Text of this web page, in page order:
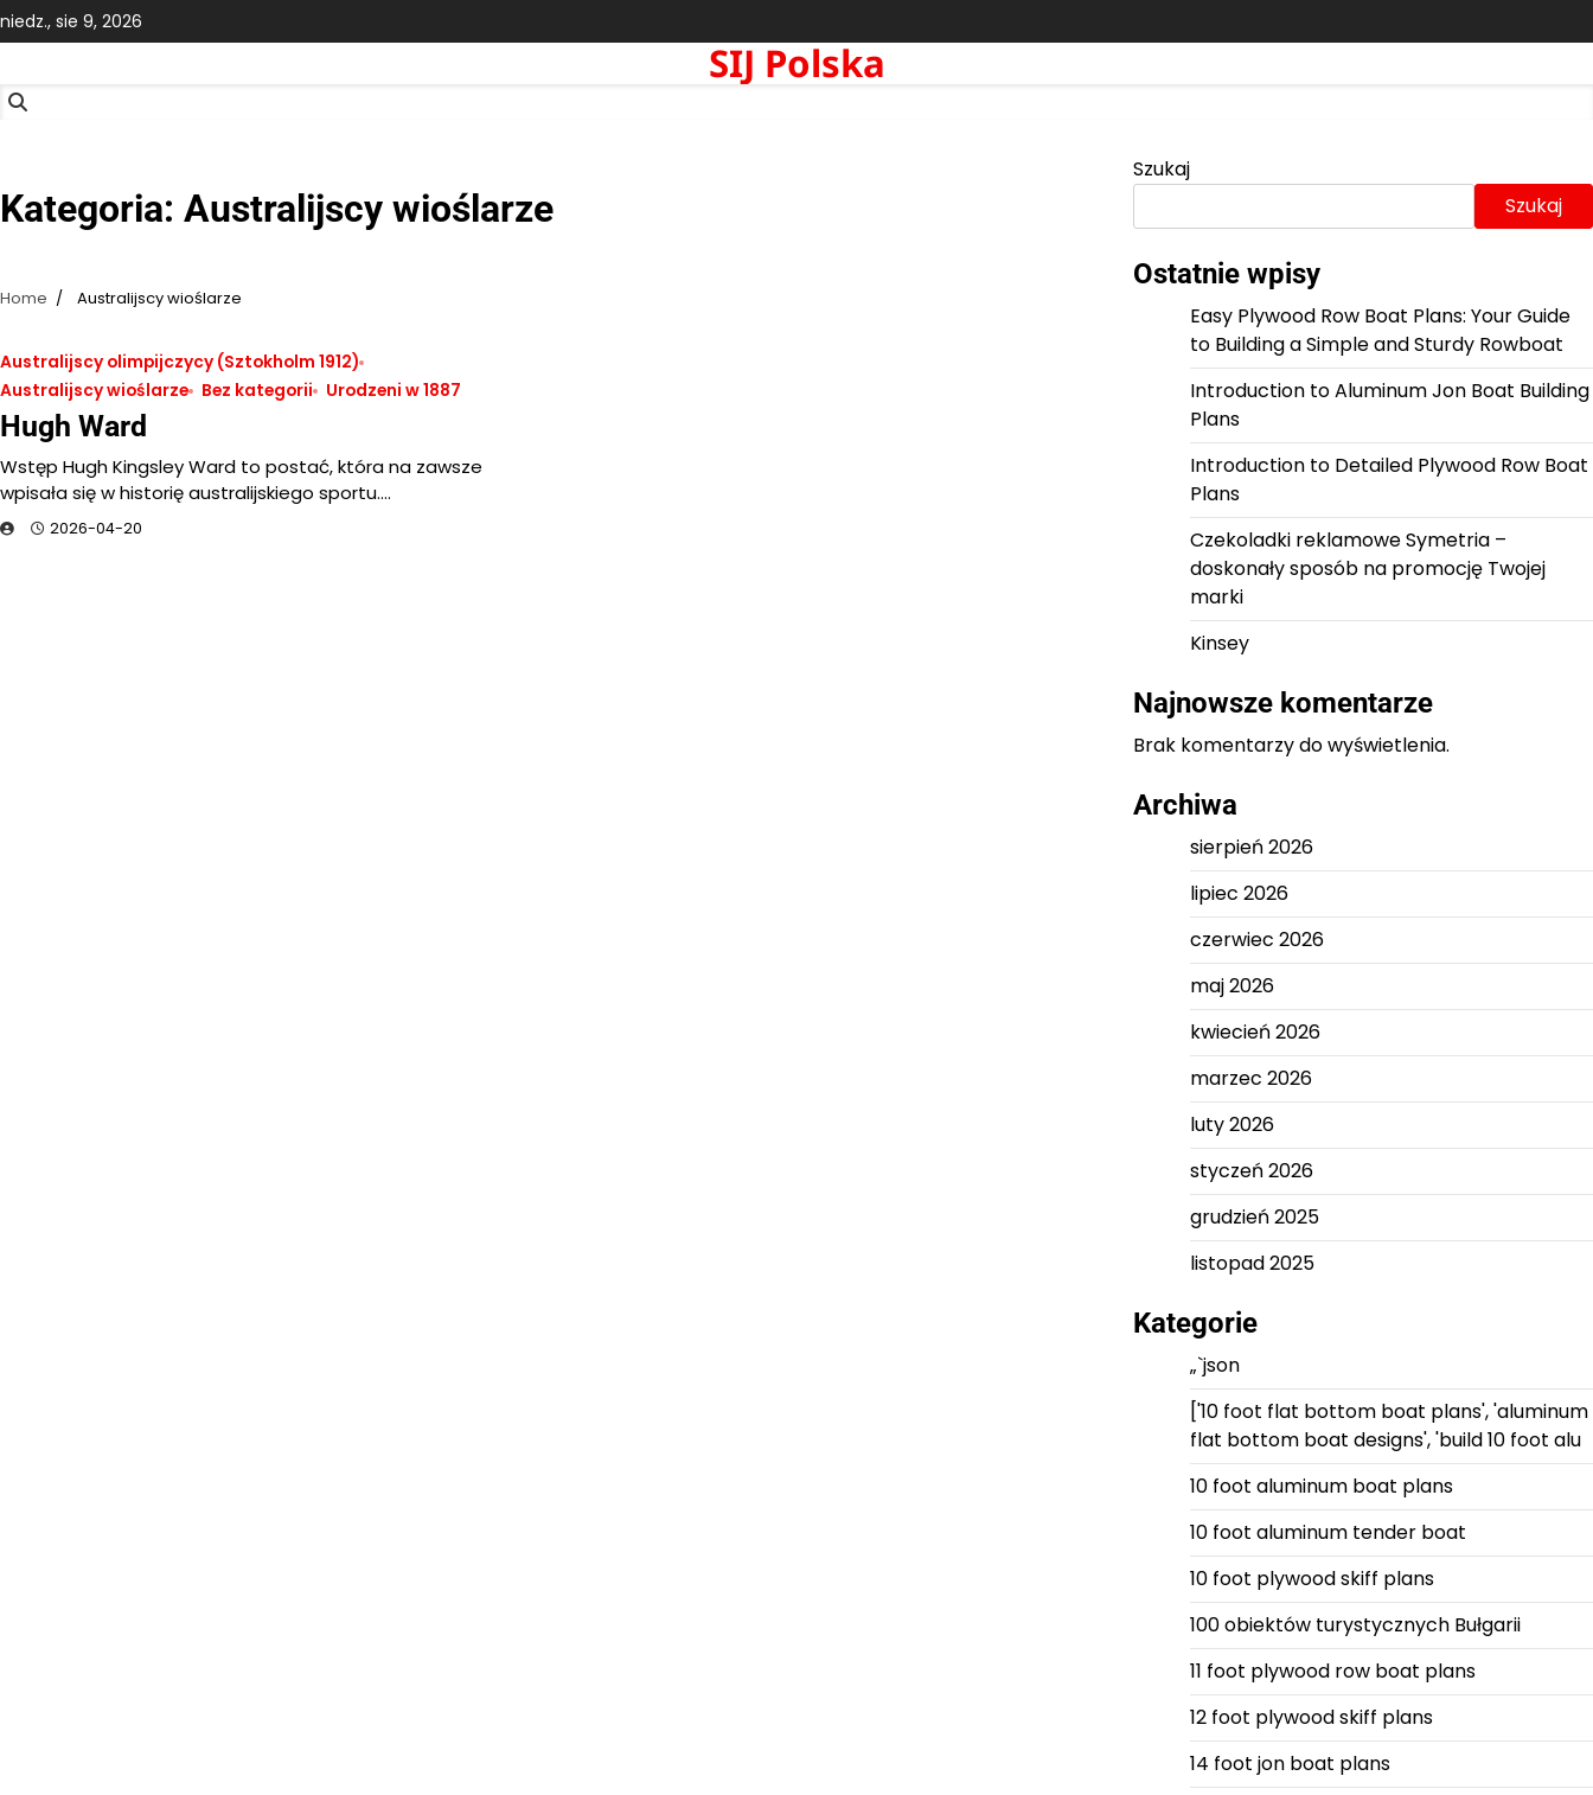
Skip
to
niedz., sie 9, 2026
SIJ Polska
Kategoria: Australijscy wioślarze
Home Australijscy wioślarze
Australijscy olimpijczycy (Sztokholm 1912)
Australijscy wioślarze
Bez kategorii Urodzeni w 1887
Hugh Ward
Wstęp Hugh Kingsley Ward to postać, która na zawsze
wpisała się w historię australijskiego sportu.…
2026-04-20
Szukaj
Szukaj
Ostatnie wpisy
Easy Plywood Row Boat Plans: Your Guide
to Building a Simple and Sturdy Rowboat
Introduction to Aluminum Jon Boat Building
Plans
Introduction to Detailed Plywood Row Boat
Plans
Czekoladki reklamowe Symetria –
doskonały sposób na promocję Twojej
marki
Kinsey
Najnowsze komentarze
Brak komentarzy do wyświetlenia.
Archiwa
sierpień 2026
lipiec 2026
czerwiec 2026
maj 2026
kwiecień 2026
marzec 2026
luty 2026
styczeń 2026
grudzień 2025
listopad 2025
Kategorie
„`json
['10 foot flat bottom boat plans', 'aluminum
flat bottom boat designs', 'build 10 foot alu
10 foot aluminum boat plans
10 foot aluminum tender boat
10 foot plywood skiff plans
100 obiektów turystycznych Bułgarii
11 foot plywood row boat plans
12 foot plywood skiff plans
14 foot jon boat plans